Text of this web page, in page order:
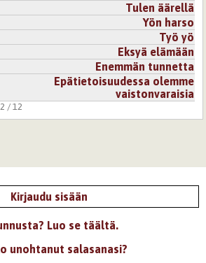
Tulen äärellä
Yön harso
Työ yö
Eksyä elämään
Enemmän tunnetta
Epätietoisuudessa olemme
vaistonvaraisia
/ 12
Kirjaudu sisään
Luo se täältä.
unohtanut salasanasi?